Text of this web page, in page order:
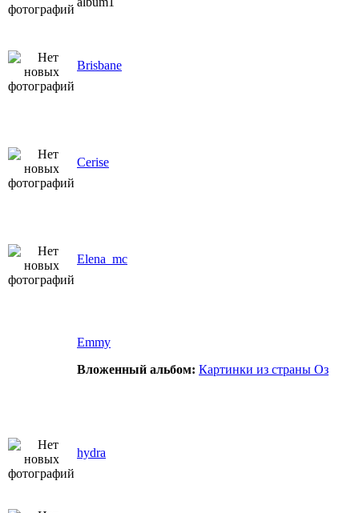
Brisbane
Cerise
Elena_mc
Emmy
Вложенный альбом: Картинки из страны Оз
hydra